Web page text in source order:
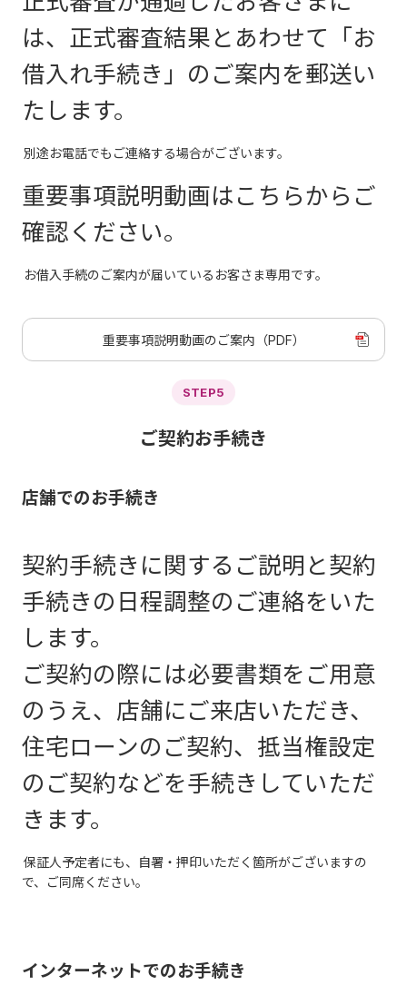
は、正式審査結果とあわせて「お
借入れ手続き」のご案内を郵送い
たします。
別途お電話でもご連絡する場合がございます。
重要事項説明動画はこちらからご
確認ください。
お借入手続のご案内が届いているお客さま専用です。
重要事項説明動画のご案内（PDF）
STEP5
ご契約お手続き
店舗でのお手続き
契約手続きに関するご説明と契約
手続きの日程調整のご連絡をいた
します。
ご契約の際には必要書類をご用意
のうえ、店舗にご来店いただき、
住宅ローンのご契約、抵当権設定
のご契約などを手続きしていただ
きます。
保証人予定者にも、自署・押印いただく箇所がございますの
で、ご同席ください。
インターネットでのお手続き